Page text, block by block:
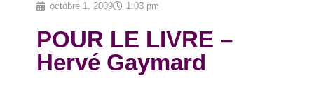
octobre 1, 2009 1:03 pm
POUR LE LIVRE –
Hervé Gaymard